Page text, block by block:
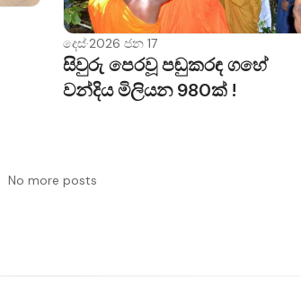
දෙස්·2026 ජන 17
සිවුරු පෙරවූ පඬු­ක­රඳ ගහේ
වන්දිය මිලි­යන 980ක් !
No more posts